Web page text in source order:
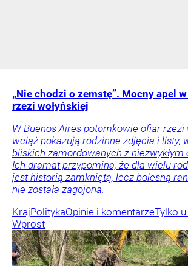
„Nie chodzi o zemstę”. Mocny apel
rzezi wołyńskiej
W Buenos Aires potomkowie ofiar rzezi
wciąż pokazują rodzinne zdjęcia i listy,
bliskich zamordowanych z niezwykłym
Ich dramat przypomina, że dla wielu
jest historią zamkniętą, lecz bolesną
nie została zagojona.
KrajPolitykaOpinie i komentarzeTylko
Wprost